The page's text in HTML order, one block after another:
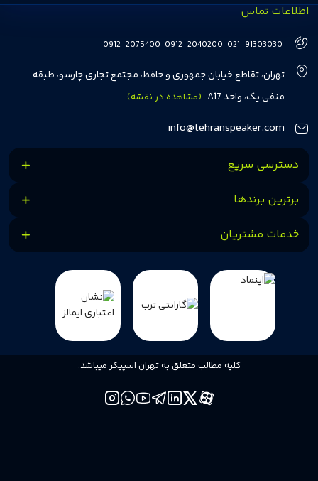
درست و هوشمندانه‌ای داشته باشند. تهران اسپیکر با تجربه‌ای بیش از
هفت سال در این زمینه، بر ایجاد تجربه خریدی آسان، سریع و مطمئن تمرکز دارد تا
مشتریان بتوانند با خیالی آسوده از انتخاب خود لذت ببرند. ما به رضایت و اعتماد
مشتریان اهمیت می‌دهیم و همواره در تلاشیم تا بهترین‌ها را برای آن‌ها فراهم
کنیم.
تماس
021-91303030
0912-2040200
0912-2075400
تهران، تقاطع خیابان جمهوری و حافظ، مجتمع تجاری چارسو، طبقه
منفی یک، واحد A17
(مشاهده در نقشه)
info@tehranspeaker.com
دسترسی سریع
برترین برندها
خدمات مشتریان
کلیه مطالب متعلق به تهران اسپیکر میباشد.